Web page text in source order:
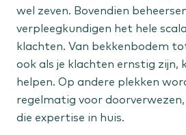
Bekijk alle
wel zeven. Bovendien
verpleegkundigen het hele
klachten. Van bekkenbodem
ook als je klachten ernstig zijn,
helpen. Op andere plekken
regelmatig voor
die expertise in huis.